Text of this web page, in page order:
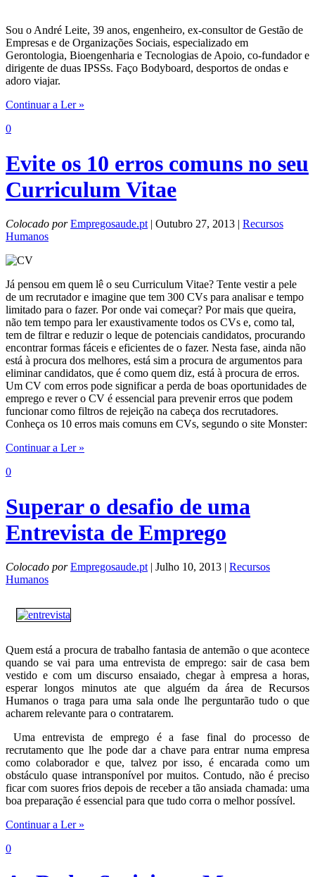
Sou o André Leite, 39 anos, engenheiro, ex-consultor de Gestão de
Empresas e de Organizações Sociais, especializado em
Gerontologia, Bioengenharia e Tecnologias de Apoio, co-fundador e
dirigente de duas IPSSs. Faço Bodyboard, desportos de ondas e
adoro viajar.
Continuar a Ler »
0
Evite os 10 erros comuns no seu
Curriculum Vitae
Colocado por Empregosaude.pt | Outubro 27, 2013 | Recursos
Humanos
Já pensou em quem lê o seu Curriculum Vitae? Tente vestir a pele
de um recrutador e imagine que tem 300 CVs para analisar e tempo
limitado para o fazer. Por onde vai começar? Por mais que queira,
não tem tempo para ler exaustivamente todos os CVs e, como tal,
tem de filtrar e reduzir o leque de potenciais candidatos, procurando
encontrar formas fáceis e eficientes de o fazer. Nesta fase, ainda não
está à procura dos melhores, está sim a procura de argumentos para
eliminar candidatos, que é como quem diz, está à procura de erros.
Um CV com erros pode significar a perda de boas oportunidades de
emprego e rever o CV é essencial para prevenir erros que podem
funcionar como filtros de rejeição na cabeça dos recrutadores.
Conheça os 10 erros mais comuns em CVs, segundo o site Monster:
Continuar a Ler »
0
Superar o desafio de uma
Entrevista de Emprego
Colocado por Empregosaude.pt | Julho 10, 2013 | Recursos
Humanos
Quem está a procura de trabalho fantasia de antemão o que acontece
quando se vai para uma entrevista de emprego: sair de casa bem
vestido e com um discurso ensaiado, chegar à empresa a horas,
esperar longos minutos ate que alguém da área de Recursos
Humanos o traga para uma sala onde lhe perguntarão tudo o que
acharem relevante para o contratarem.
Uma entrevista de emprego é a fase final do processo de
recrutamento que lhe pode dar a chave para entrar numa empresa
como colaborador e que, talvez por isso, é encarada como um
obstáculo quase intransponível por muitos. Contudo, não é preciso
ficar com suores frios depois de receber a tão ansiada chamada: uma
boa preparação é essencial para que tudo corra o melhor possível.
Continuar a Ler »
0